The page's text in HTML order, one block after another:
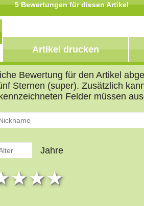
5 Bewertungen für diesen Artikel
Artikel drucken
Bewertung für den Artikel
Sternen (super). Zusätzlich
Felder müssen
Jahre
4 stars
3 stars
2 stars
star